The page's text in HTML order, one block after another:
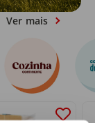
Ver mais